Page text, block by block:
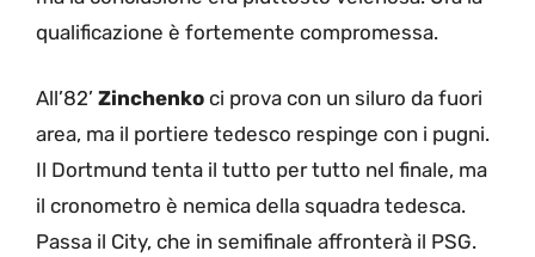
qualificazione è fortemente compromessa.
All’82’ Zinchenko ci prova con un siluro da fuori
area, ma il portiere tedesco respinge con i pugni.
Il Dortmund tenta il tutto per tutto nel finale, ma
il cronometro è nemica della squadra tedesca.
Passa il City, che in semifinale affronterà il PSG.